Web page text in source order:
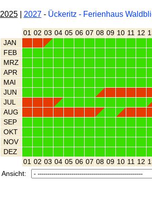
2025| 2027- Ückeritz - Ferienhaus
01 02 03 04 05 06 07 08 09 10 11 12
JAN
FEB
MRZ
APR
MAI
JUN
JUL
AUG
SEP
OKT
NOV
DEZ
01 02 03 04 05 06 07 08 09 10 11 12
Ansicht: